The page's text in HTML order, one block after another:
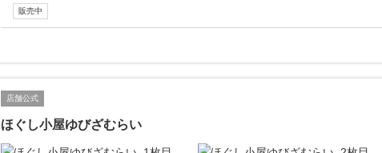
販売中
店舗公式
ほぐし小屋ゆびざむらい